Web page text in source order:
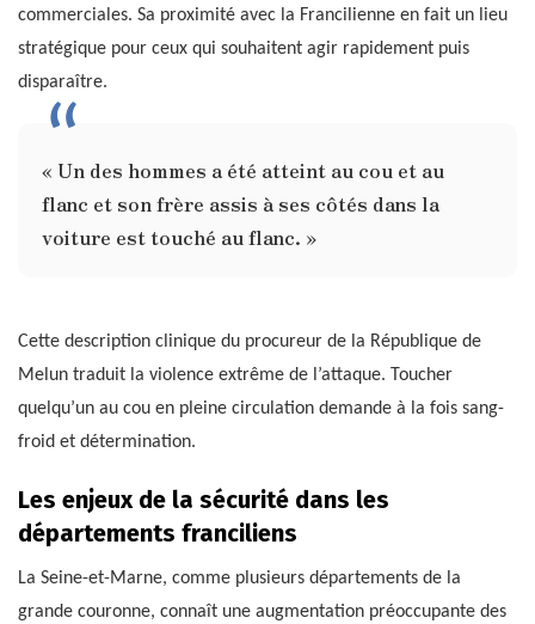
commerciales. Sa proximité avec la Francilienne en fait un lieu
stratégique pour ceux qui souhaitent agir rapidement puis
disparaître.
« Un des hommes a été atteint au cou et au
flanc et son frère assis à ses côtés dans la
voiture est touché au flanc. »
Cette description clinique du procureur de la République de
Melun traduit la violence extrême de l’attaque. Toucher
quelqu’un au cou en pleine circulation demande à la fois sang-
froid et détermination.
Les enjeux de la sécurité dans les
départements franciliens
La Seine-et-Marne, comme plusieurs départements de la
grande couronne, connaît une augmentation préoccupante des